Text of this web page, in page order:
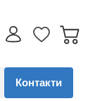
Контакти